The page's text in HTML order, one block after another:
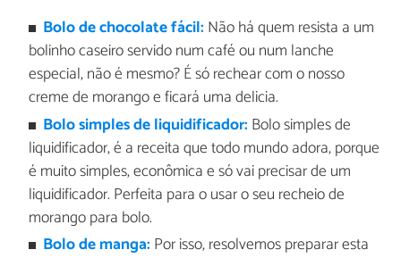
Bolo de chocolate fácil: Não há quem resista a um
bolinho caseiro servido num café ou num lanche
especial, não é mesmo? É só rechear com o nosso
creme de morango e ficará uma delicia.
Bolo simples de liquidificador: Bolo simples de
liquidificador, é a receita que todo mundo adora, porque
é muito simples, econômica e só vai precisar de um
liquidificador. Perfeita para o usar o seu recheio de
morango para bolo.
Bolo de manga: Por isso, resolvemos preparar esta